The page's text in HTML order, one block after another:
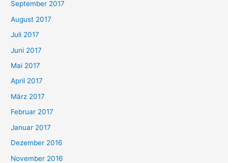
September 2017
August 2017
Juli 2017
Juni 2017
Mai 2017
April 2017
März 2017
Februar 2017
Januar 2017
Dezember 2016
November 2016